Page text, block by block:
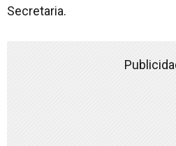
Secretaria.